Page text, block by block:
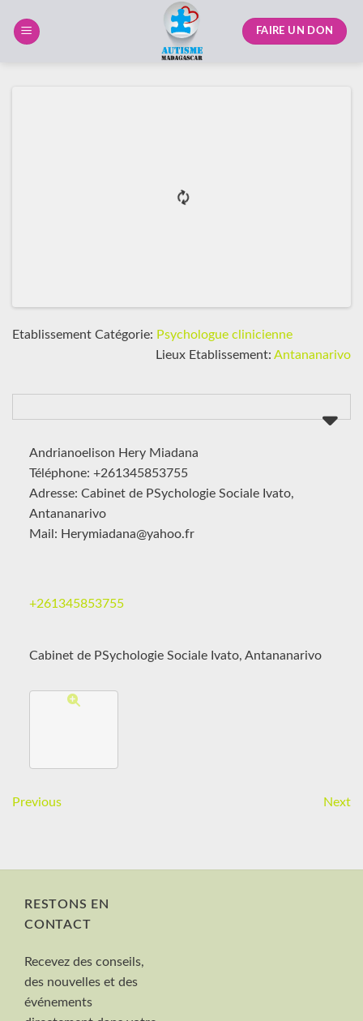
FAIRE UN DON
Etablissement Catégorie: Psychologue clinicienne
Lieux Etablissement: Antananarivo
Andrianoelison Hery Miadana
Téléphone: +261345853755
Adresse: Cabinet de PSychologie Sociale Ivato,
Antananarivo
Mail: Herymiadana@yahoo.fr
+261345853755
Cabinet de PSychologie Sociale Ivato, Antananarivo
Previous Next
RESTONS EN
CONTACT
Recevez des conseils,
des nouvelles et des
événements